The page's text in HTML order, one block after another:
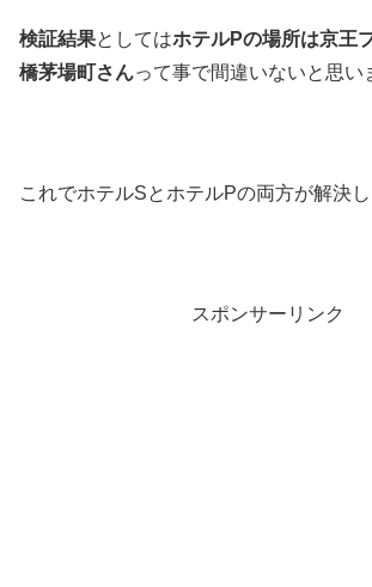
検証結果としてはホテルPの場所は京王
橋茅場町さんって事で間違いないと思い
これでホテルSとホテルPの両方が解決
スポンサーリンク